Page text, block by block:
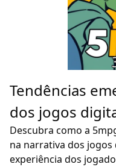
Tendências
dos jogos
Descubra como a
na narrativa dos
experiência dos